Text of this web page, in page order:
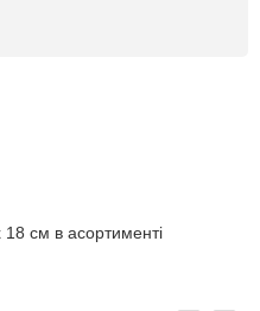
18 см в асортименті